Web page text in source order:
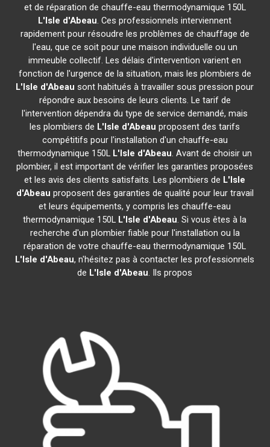
et de réparation de chauffe-eau thermodynamique 150L
L'Isle d'Abeau. Ces professionnels interviennent
rapidement pour résoudre les problèmes de chauffage de
l'eau, que ce soit pour une maison individuelle ou un
immeuble collectif. Les délais d'intervention varient en
fonction de l'urgence de la situation, mais les plombiers de
L'Isle d'Abeau sont habitués à travailler sous pression pour
répondre aux besoins de leurs clients. Le tarif de
l'intervention dépendra du type de service demandé, mais
les plombiers de L'Isle d'Abeau proposent des tarifs
compétitifs pour l'installation d'un chauffe-eau
thermodynamique 150L L'Isle d'Abeau. Avant de choisir un
plombier, il est important de vérifier les garanties proposées
et les avis des clients satisfaits. Les plombiers de L'Isle
d'Abeau proposent des garanties de qualité pour leur travail
et leurs équipements, y compris les chauffe-eau
thermodynamique 150L L'Isle d'Abeau. Si vous êtes à la
recherche d'un plombier fiable pour l'installation ou la
réparation de votre chauffe-eau thermodynamique 150L
L'Isle d'Abeau, n'hésitez pas à contacter les professionnels
de L'Isle d'Abeau. Ils propos